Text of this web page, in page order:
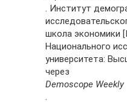
. Институт
школа экономики
Национального
университета:
через
Demoscope Weekly
.